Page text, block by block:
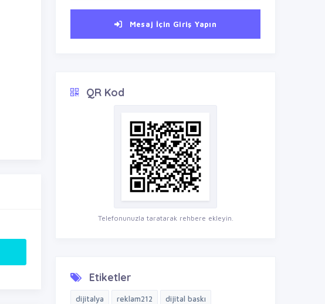
Mesaj İçin Giriş Yapın
QR Kod
Telefonunuzla taratarak rehbere ekleyin.
Etiketler
dijitalya reklam212 dijital baskı